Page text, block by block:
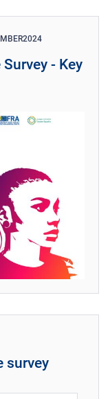
2024
- Key
survey